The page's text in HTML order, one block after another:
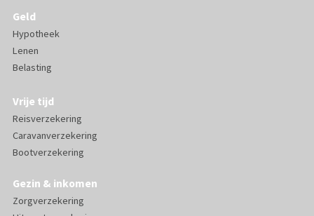
Geld
Hypotheek
Lenen
Belasting
Vrije tijd
Reisverzekering
Caravanverzekering
Bootverzekering
Gezin & inkomen
Zorgverzekering